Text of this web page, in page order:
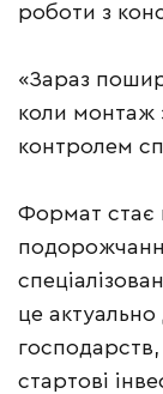
роботи з
«Зараз
коли монтаж
контролем
Формат стає
це
стартові